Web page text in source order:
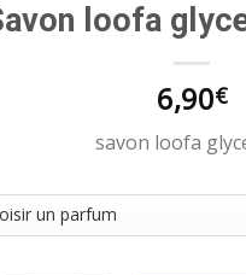
loofa
6,90€
savon loofa